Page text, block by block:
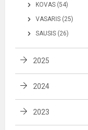
KOVAS (54)
VASARIS (25)
SAUSIS (26)
2025
2024
2023